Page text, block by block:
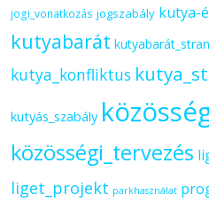
jogi_vonatkozás jogszabály kutya-
kutyabarát
kutya_konfliktus
kutyás_szabály
közösségi_tervezés
liget_projekt parkhasználat